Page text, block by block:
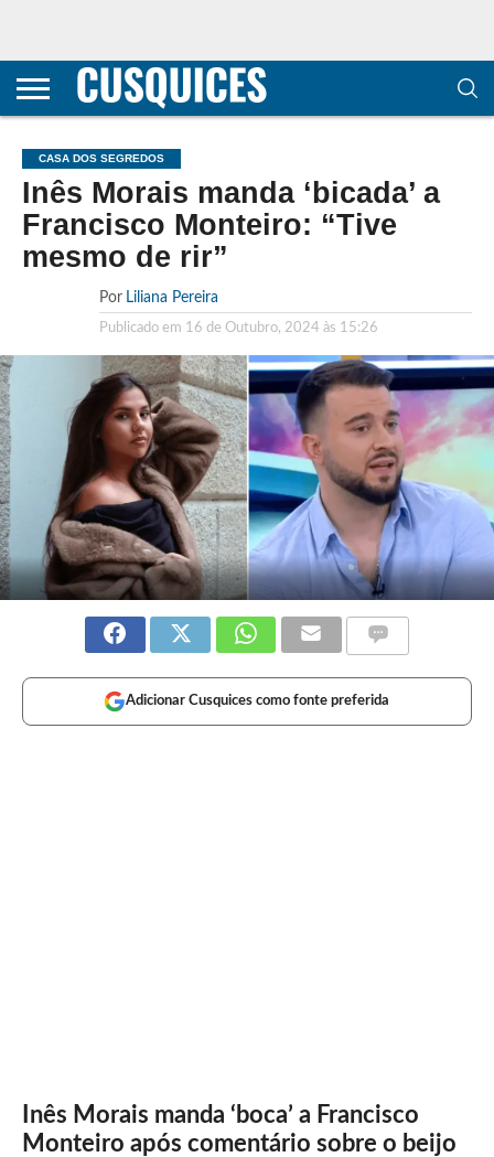
CONTACTOS
HOME
POLÍTICA DE
E COOKIES
SOBRE
TERMOS E
TRANSPARÊNCIA
METODOLOGIA
CASA DOS SEGREDOS
Inês Morais manda ‘bicada’ a
Francisco Monteiro: “Tive
mesmo de rir”
Por Liliana Pereira
Publicado em 16 de Outubro, 2024 às 15:26
Adicionar Cusquices como fonte preferida
Inês Morais manda ‘boca’ a Francisco
Monteiro após comentário sobre o beijo